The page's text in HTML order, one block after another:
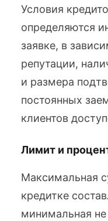
Условия
определяются
заявке, в
репутации,
и размера
постоянных
клиентов
Лимит и
Максимальная
кредитке
минимальная не